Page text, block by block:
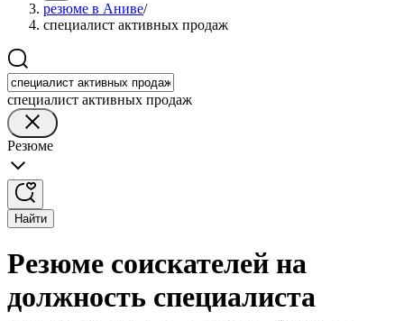
резюме в Аниве/
специалист активных продаж
специалист активных продаж
Резюме
Найти
Резюме соискателей на
должность специалиста